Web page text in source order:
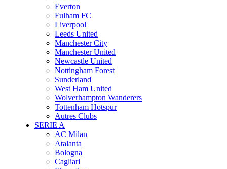
Everton
Fulham FC
Liverpool
Leeds United
Manchester City
Manchester United
Newcastle United
Nottingham Forest
Sunderland
West Ham United
Wolverhampton Wanderers
Tottenham Hotspur
Autres Clubs
SERIE A
AC Milan
Atalanta
Bologna
Cagliari